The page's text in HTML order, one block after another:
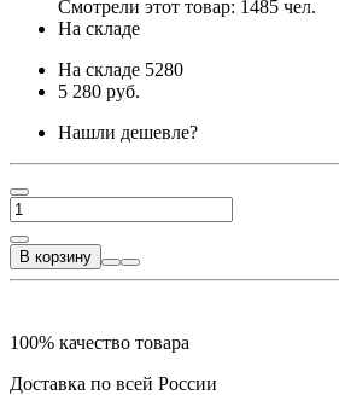
Смотрели этот товар: 1485 чел.
На складе
На складе 5280
5 280 руб.
Нашли дешевле?
В корзину
100% качество товара
Доставка по всей России